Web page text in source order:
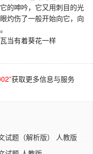
的呻吟，它又用刺目的光
灼伤了一般开始向它，向
当有着葵花一样
获取更多信息与服务
试题（解析版） 人教版